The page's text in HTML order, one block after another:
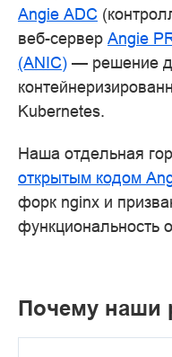
Angie ADC
веб-сервер Angie
(ANIC) — решение
Kubernetes.
Наша отдельная
открытым кодом
форк nginx и
функциональность
Почему наши